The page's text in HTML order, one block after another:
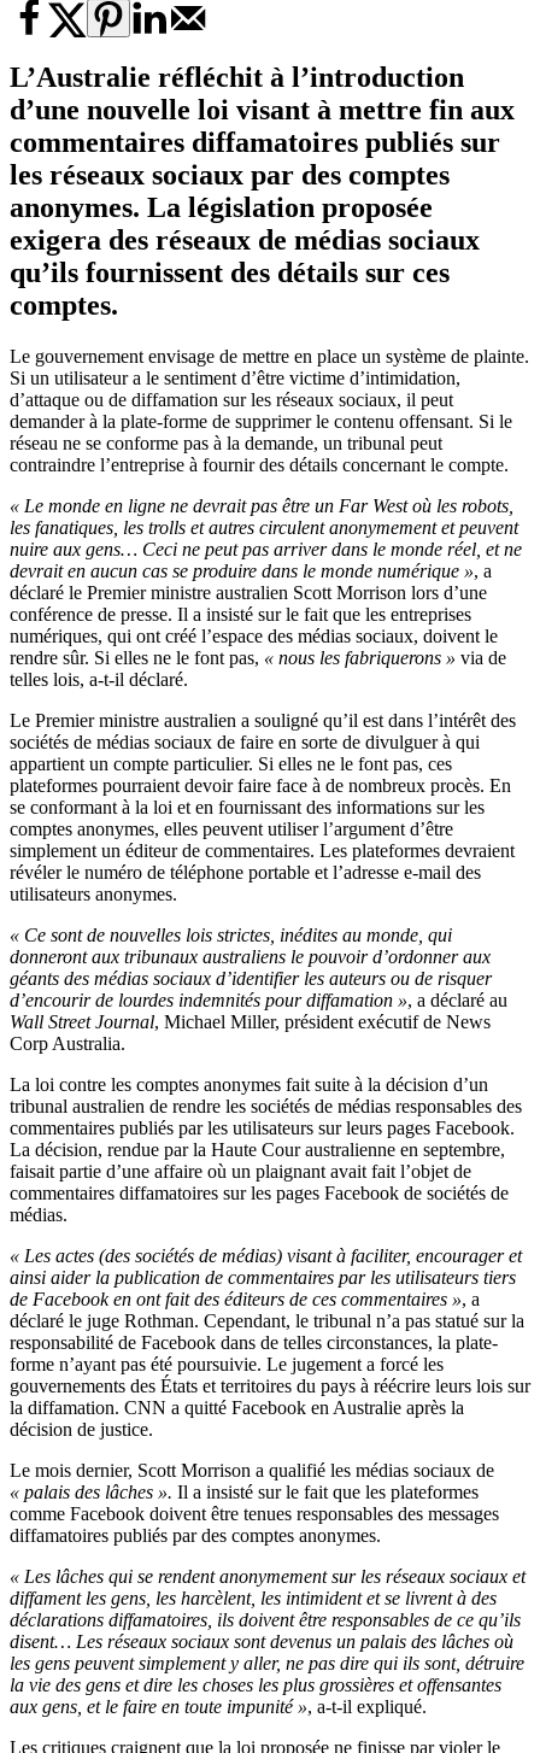
L’Australie réfléchit à l’introduction
d’une nouvelle loi visant à mettre fin aux
commentaires diffamatoires publiés sur
les réseaux sociaux par des comptes
anonymes. La législation proposée
exigera des réseaux de médias sociaux
qu’ils fournissent des détails sur ces
comptes.
Le gouvernement envisage de mettre en place un système de plainte.
Si un utilisateur a le sentiment d’être victime d’intimidation,
d’attaque ou de diffamation sur les réseaux sociaux, il peut
demander à la plate-forme de supprimer le contenu offensant. Si le
réseau ne se conforme pas à la demande, un tribunal peut
contraindre l’entreprise à fournir des détails concernant le compte.
« Le monde en ligne ne devrait pas être un Far West où les robots,
les fanatiques, les trolls et autres circulent anonymement et peuvent
nuire aux gens… Ceci ne peut pas arriver dans le monde réel, et ne
devrait en aucun cas se produire dans le monde numérique », a
déclaré le Premier ministre australien Scott Morrison lors d’une
conférence de presse. Il a insisté sur le fait que les entreprises
numériques, qui ont créé l’espace des médias sociaux, doivent le
rendre sûr. Si elles ne le font pas, « nous les fabriquerons » via de
telles lois, a-t-il déclaré.
Le Premier ministre australien a souligné qu’il est dans l’intérêt des
sociétés de médias sociaux de faire en sorte de divulguer à qui
appartient un compte particulier. Si elles ne le font pas, ces
plateformes pourraient devoir faire face à de nombreux procès. En
se conformant à la loi et en fournissant des informations sur les
comptes anonymes, elles peuvent utiliser l’argument d’être
simplement un éditeur de commentaires. Les plateformes devraient
révéler le numéro de téléphone portable et l’adresse e-mail des
utilisateurs anonymes.
« Ce sont de nouvelles lois strictes, inédites au monde, qui
donneront aux tribunaux australiens le pouvoir d’ordonner aux
géants des médias sociaux d’identifier les auteurs ou de risquer
d’encourir de lourdes indemnités pour diffamation », a déclaré au
Wall Street Journal, Michael Miller, président exécutif de News
Corp Australia.
La loi contre les comptes anonymes fait suite à la décision d’un
tribunal australien de rendre les sociétés de médias responsables des
commentaires publiés par les utilisateurs sur leurs pages Facebook.
La décision, rendue par la Haute Cour australienne en septembre,
faisait partie d’une affaire où un plaignant avait fait l’objet de
commentaires diffamatoires sur les pages Facebook de sociétés de
médias.
« Les actes (des sociétés de médias) visant à faciliter, encourager et
ainsi aider la publication de commentaires par les utilisateurs tiers
de Facebook en ont fait des éditeurs de ces commentaires », a
déclaré le juge Rothman. Cependant, le tribunal n’a pas statué sur la
responsabilité de Facebook dans de telles circonstances, la plate-
forme n’ayant pas été poursuivie. Le jugement a forcé les
gouvernements des États et territoires du pays à réécrire leurs lois sur
la diffamation. CNN a quitté Facebook en Australie après la
décision de justice.
Le mois dernier, Scott Morrison a qualifié les médias sociaux de
« palais des lâches ». Il a insisté sur le fait que les plateformes
comme Facebook doivent être tenues responsables des messages
diffamatoires publiés par des comptes anonymes.
« Les lâches qui se rendent anonymement sur les réseaux sociaux et
diffament les gens, les harcèlent, les intimident et se livrent à des
déclarations diffamatoires, ils doivent être responsables de ce qu’ils
disent… Les réseaux sociaux sont devenus un palais des lâches où
les gens peuvent simplement y aller, ne pas dire qui ils sont, détruire
la vie des gens et dire les choses les plus grossières et offensantes
aux gens, et le faire en toute impunité », a-t-il expliqué.
Les critiques craignent que la loi proposée ne finisse par violer le